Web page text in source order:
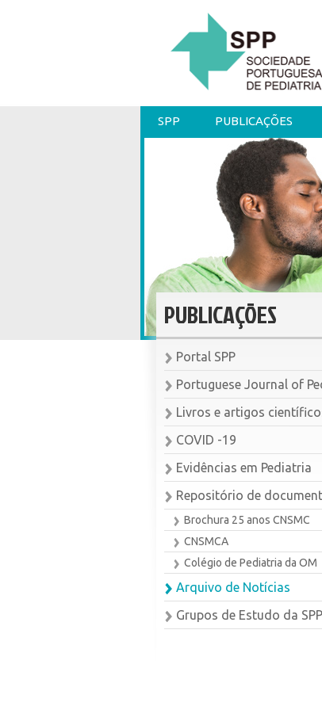
SPP PUBLICAÇÕES
PUBLICAÇÕES
Portal SPP
Portuguese Journal of
Livros e artigos
COVID -19
Evidências em Pediatria
Repositório de
Brochura 25 anos CNSMC
CNSMCA
Colégio de Pediatria da OM
Arquivo de Notícias
Grupos de Estudo da SPP